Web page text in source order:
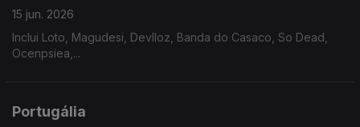
15 jun. 2026
Inclui Loto, Magudesi, Devlloz, Banda do Casaco, So Dead,
Ocenpsiea,...
Portugália